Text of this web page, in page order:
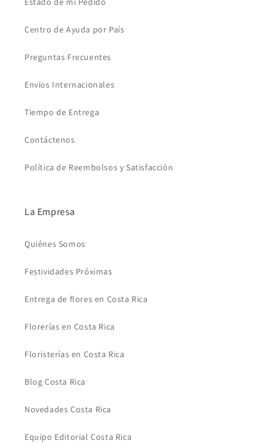
Centro de Ayuda por País
Preguntas Frecuentes
Envíos Internacionales
Tiempo de Entrega
Contáctenos
Política de Reembolsos y Satisfacción
La Empresa
Quiénes Somos
Festividades Próximas
Entrega de flores en Costa Rica
Florerías en Costa Rica
Floristerías en Costa Rica
Blog Costa Rica
Novedades Costa Rica
Equipo Editorial Costa Rica